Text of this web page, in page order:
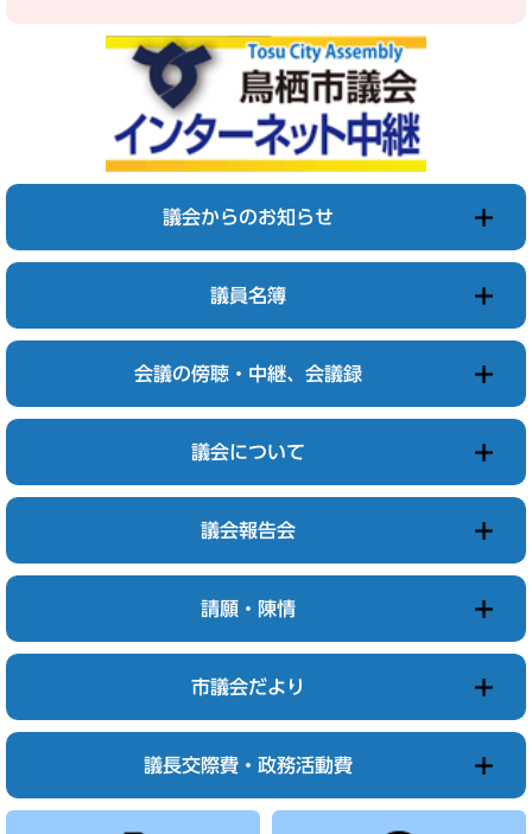
議会からのお知らせ
議員名簿
会議の傍聴・中継、会議録
議会について
議会報告会
請願・陳情
市議会だより
議長交際費・政務活動費